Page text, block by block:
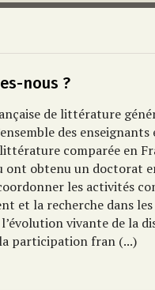
nous ?
de littérature
des
comparée en
ont obtenu un doctorat
les activités
et la recherche dans
vivante de la
participation fran (...)